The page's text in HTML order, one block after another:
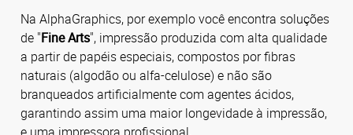
Na AlphaGraphics, por exemplo você encontra soluções
de "Fine Arts", impressão produzida com alta qualidade
a partir de papéis especiais, compostos por fibras
naturais (algodão ou alfa-celulose) e não são
branqueados artificialmente com agentes ácidos,
garantindo assim uma maior longevidade à impressão,